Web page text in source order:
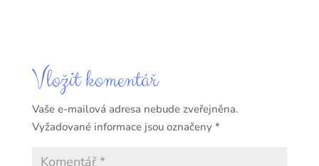
Vložit komentář
Vaše e-mailová adresa nebude zveřejněna.
Vyžadované informace jsou označeny *